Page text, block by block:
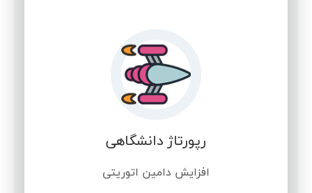
رپورتاژ دانشگاهی
افزایش دامین اتوریتی